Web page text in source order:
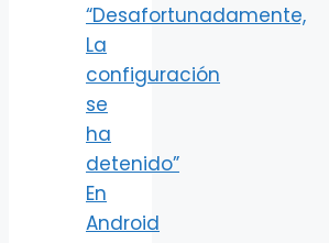
“Desafortunadamente,
La
configuración
se
ha
detenido”
En
Android